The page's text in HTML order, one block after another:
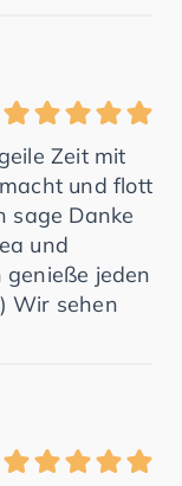
Zeit mit
und flott
sage Danke
und
jeden
Wir sehen